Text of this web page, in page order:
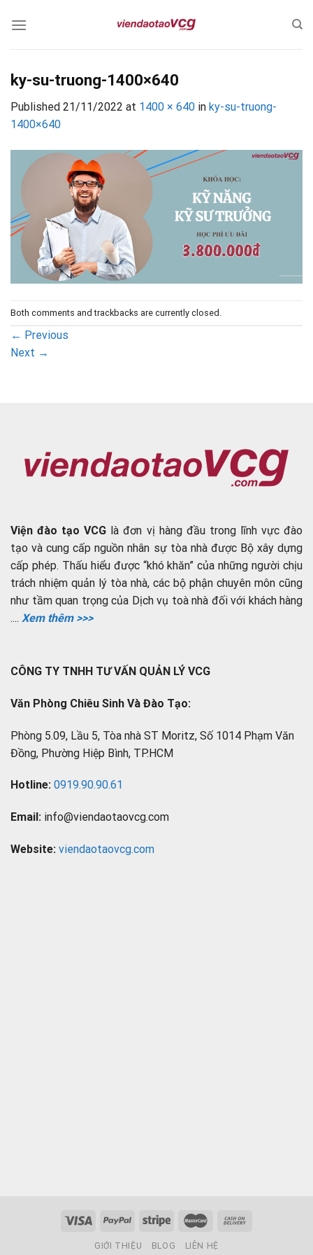
ky-su-truong-1400×640
Published 21/11/2022 at 1400 × 640 in ky-su-truong-
1400×640
Both comments and trackbacks are currently closed.
← Previous
Next →
Viện đào tạo VCG là đơn vị hàng đầu trong lĩnh vực đào
tạo và cung cấp nguồn nhân sự tòa nhà được Bộ xây dựng
cấp phép. Thấu hiểu được “khó khăn” của những người chịu
trách nhiệm quản lý tòa nhà, các bộ phận chuyên môn cũng
như tầm quan trọng của Dịch vụ toà nhà đối với khách hàng
.... Xem thêm >>>
CÔNG TY TNHH TƯ VẤN QUẢN LÝ VCG
Văn Phòng Chiêu Sinh Và Đào Tạo:
Phòng 5.09, Lầu 5, Tòa nhà ST Moritz, Số 1014 Phạm Văn
Đồng, Phường Hiệp Bình, TP.HCM
Hotline: 0919.90.90.61
Email: info@viendaotaovcg.com
Website: viendaotaovcg.com
GIỚI THIỆU BLOG LIÊN HỆ